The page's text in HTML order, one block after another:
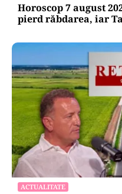
Horoscop 7 august
pierd răbdarea, iar
ACTUALITATE